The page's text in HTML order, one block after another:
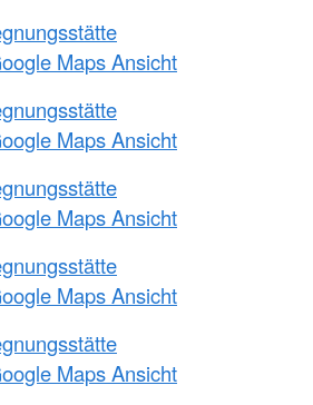
Maps Ansicht
Maps Ansicht
Maps Ansicht
Maps Ansicht
Maps Ansicht